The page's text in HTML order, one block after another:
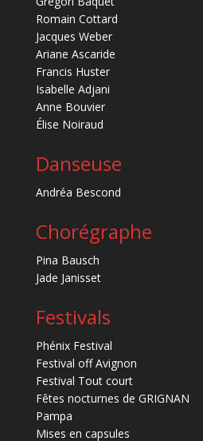
Romain Cottard
Jacques Weber
Ariane Ascaride
Francis Huster
Isabelle Adjani
Anne Bouvier
Élise Noiraud
Danseuse
Andréa Bescond
Chorégraphe
Pina Bausch
Jade Janisset
Festivals
Phénix Festival
Festival off Avignon
Festival Tout court
Fêtes nocturnes de GRIGNAN
Pampa
Mises en capsules